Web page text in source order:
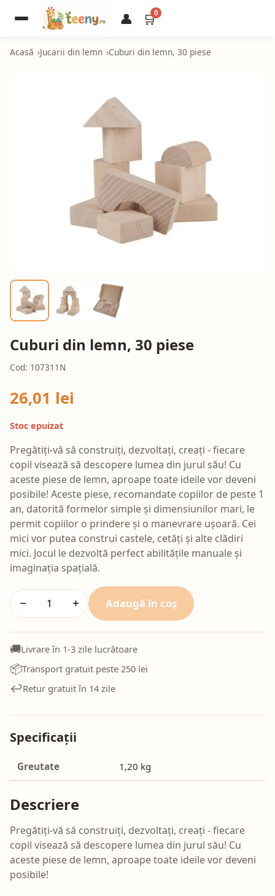
👤 🛒0
Acasă Jucarii din lemn Cuburi din lemn, 30 piese
Cuburi din lemn, 30 piese
Cod: 107311N
26,01 lei
Stoc epuizat
Pregătiți-vă să construiți, dezvoltați, creați - fiecare
copil visează să descopere lumea din jurul său! Cu
aceste piese de lemn, aproape toate ideile vor deveni
posibile! Aceste piese, recomandate copiilor de peste 1
an, datorită formelor simple și dimensiunilor mari, le
permit copiilor o prindere și o manevrare ușoară. Cei
mici vor putea construi castele, cetăți și alte clădiri
mici. Jocul le dezvoltă perfect abilitățile manuale și
imaginația spațială.
− + Adaugă în coș
🚚Livrare în 1-3 zile lucrătoare
📦Transport gratuit peste 250 lei
↩️Retur gratuit în 14 zile
Specificații
Greutate 1,20 kg
Descriere
Pregătiți-vă să construiți, dezvoltați, creați - fiecare
copil visează să descopere lumea din jurul său! Cu
aceste piese de lemn, aproape toate ideile vor deveni
posibile!